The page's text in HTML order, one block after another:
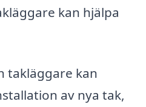
kan hjälpa
takläggare kan
av nya tak,